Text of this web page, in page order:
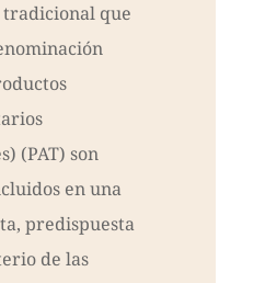
que
(PAT) son
en una
predispuesta
de las